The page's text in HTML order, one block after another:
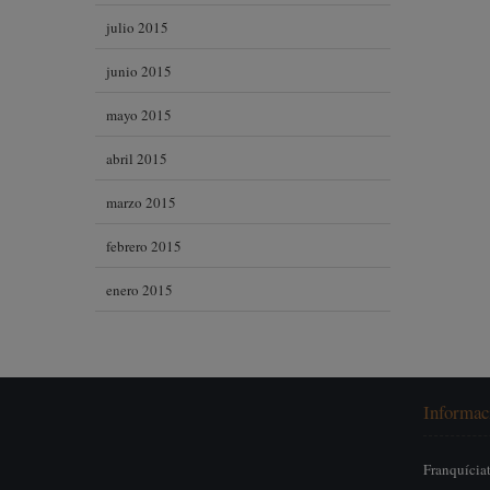
julio 2015
junio 2015
mayo 2015
abril 2015
marzo 2015
febrero 2015
enero 2015